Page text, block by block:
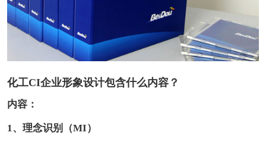
化工CI企业形象设计包含什么内容？
内容：
1、理念识别（MI）